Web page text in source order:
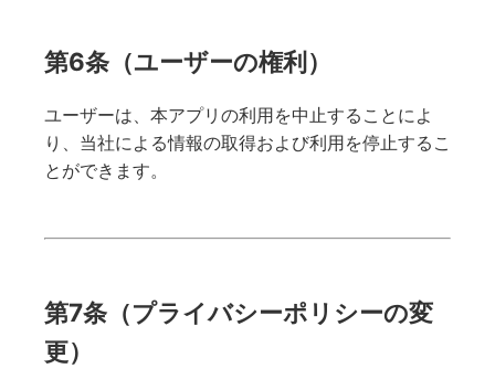
第6条（ユーザーの権利）
ユーザーは、本アプリの利用を中止することによ
り、当社による情報の取得および利用を停止するこ
とができます。
第7条（プライバシーポリシーの変
更）